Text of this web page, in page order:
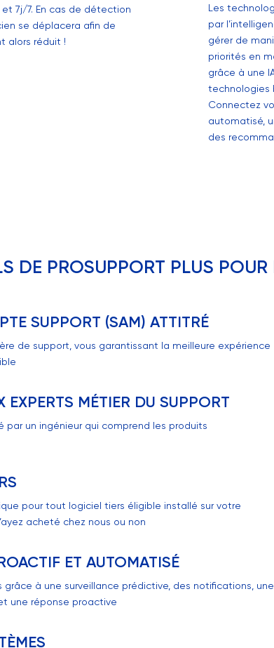
7j/7. En cas de détection
se déplacera afin de
alors réduit !
Les
par
gérer de
priorités en
grâce à une
technologies
Connectez
automatisé,
des
DE PROSUPPORT PLUS POUR
SUPPORT (SAM) ATTITRÉ
de support, vous garantissant la meilleure expérience
EXPERTS MÉTIER DU SUPPORT
un ingénieur qui comprend les produits
pour tout logiciel tiers éligible installé sur votre
acheté chez nous ou non
ET AUTOMATISÉ
à une surveillance prédictive, des notifications, une
une réponse proactive